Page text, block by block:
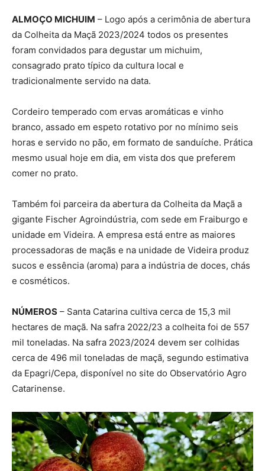
ALMOÇO MICHUIM – Logo após a cerimônia de abertura
da Colheita da Maçã 2023/2024 todos os presentes
foram convidados para degustar um michuim,
consagrado prato típico da cultura local e
tradicionalmente servido na data.
Cordeiro temperado com ervas aromáticas e vinho
branco, assado em espeto rotativo por no mínimo seis
horas e servido no pão, em formato de sanduíche. Prática
mesmo usual hoje em dia, em vista dos que preferem
comer no prato.
Também foi parceira da abertura da Colheita da Maçã a
gigante Fischer Agroindústria, com sede em Fraiburgo e
unidade em Videira. A empresa está entre as maiores
processadoras de maçãs e na unidade de Videira produz
sucos e essência (aroma) para a indústria de doces, chás
e cosméticos.
NÚMEROS – Santa Catarina cultiva cerca de 15,3 mil
hectares de maçã. Na safra 2022/23 a colheita foi de 557
mil toneladas. Na safra 2023/2024 devem ser colhidas
cerca de 496 mil toneladas de maçã, segundo estimativa
da Epagri/Cepa, disponível no site do Observatório Agro
Catarinense.